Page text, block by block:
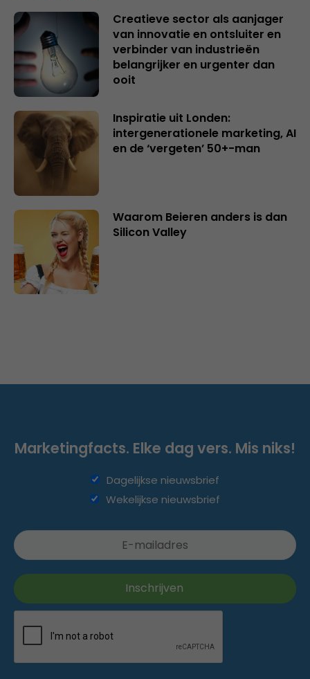
Creatieve sector als aanjager
van innovatie en ontsluiter en
verbinder van industrieën
belangrijker en urgenter dan
ooit
Inspiratie uit Londen:
intergenerationele marketing, AI
en de ‘vergeten’ 50+-man
Waarom Beieren anders is dan
Silicon Valley
Marketingfacts. Elke dag vers. Mis niks!
Dagelijkse nieuwsbrief
Wekelijkse nieuwsbrief